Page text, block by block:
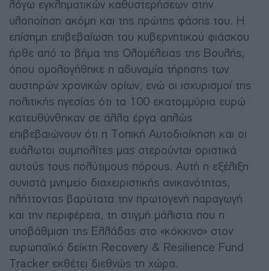
λόγω εγκληματικών καθυστερήσεων στην
υλοποίηση ακόμη και της πρώτης φάσης του. Η
επίσημη επιβεβαίωση του κυβερνητικού φιάσκου
ήρθε από το βήμα της Ολομέλειας της Βουλής,
όπου ομολογήθηκε η αδυναμία τήρησης των
αυστηρών χρονικών ορίων, ενώ οι ισχυρισμοί της
πολιτικής ηγεσίας ότι τα 100 εκατομμύρια ευρώ
κατευθύνθηκαν σε άλλα έργα απλώς
επιβεβαιώνουν ότι η Τοπική Αυτοδιοίκηση και οι
ευάλωτοι συμπολίτες μας στερούνται οριστικά
αυτούς τους πολύτιμους πόρους. Αυτή η εξέλιξη
συνιστά μνημείο διαχειριστικής ανικανότητας,
πλήττοντας βαρύτατα την πρωτογενή παραγωγή
και την περιφέρεια, τη στιγμή μάλιστα που η
υποβάθμιση της Ελλάδας στο «κόκκινο» στον
ευρωπαϊκό δείκτη Recovery & Resilience Fund
Tracker εκθέτει διεθνώς τη χώρα.